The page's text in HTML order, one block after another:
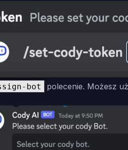
bot
polecenie. Możesz